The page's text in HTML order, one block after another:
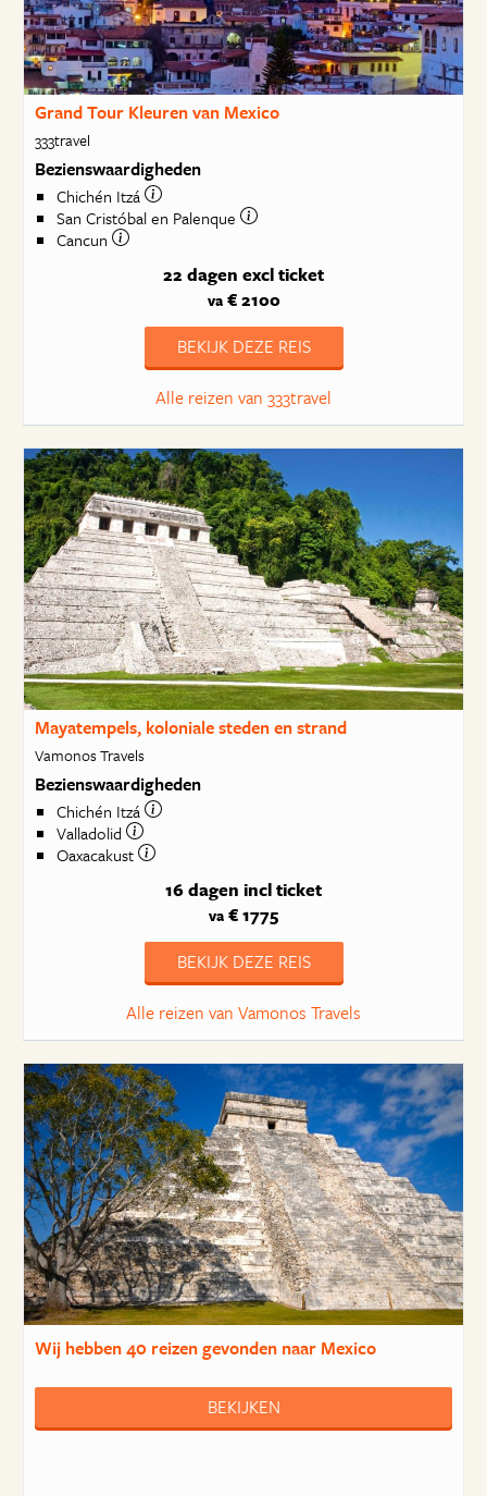
Grand Tour Kleuren van Mexico
333travel
Bezienswaardigheden
Chichén Itzá
San Cristóbal en Palenque
Cancun
22 dagen excl ticket
va€ 2100
BEKIJK DEZE REIS
Alle reizen van 333travel
Mayatempels, koloniale steden en strand
Vamonos Travels
Bezienswaardigheden
Chichén Itzá
Valladolid
Oaxacakust
16 dagen incl ticket
va € 1775
BEKIJK DEZE REIS
Alle reizen van Vamonos Travels
Wij hebben40 reizengevonden naar Mexico
BEKIJKEN